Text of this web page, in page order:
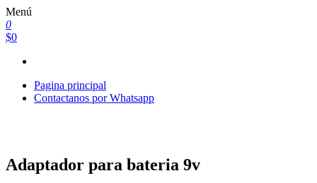
Saltar
al
contenido
Menú
0
$0
Pagina principal
Contactanos por Whatsapp
Adaptador para bateria 9v